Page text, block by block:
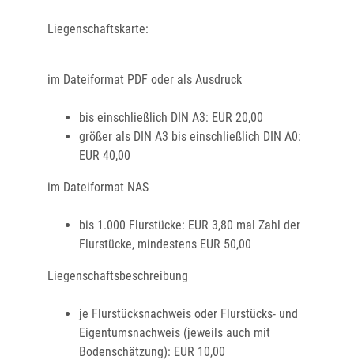
Liegenschaftskarte:
im Dateiformat PDF oder als Ausdruck
bis einschließlich DIN A3: EUR 20,00
größer als DIN A3 bis einschließlich DIN A0:
EUR 40,00
im Dateiformat NAS
bis 1.000 Flurstücke: EUR 3,80 mal Zahl der
Flurstücke, mindestens EUR 50,00
Liegenschaftsbeschreibung
je Flurstücksnachweis oder Flurstücks- und
Eigentumsnachweis (jeweils auch mit
Bodenschätzung): EUR 10,00